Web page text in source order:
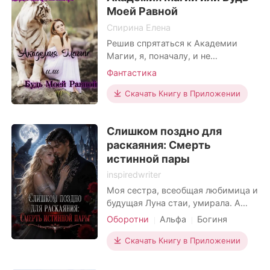
наконец-то воссоединились. Разве это не
повод, чтобы выпить?»
Читать сейчас
также должна была стать его
врагом, но он обнаружил, что т
Моей Равной
Спирина Елена
Решив спрятаться к Академии
Магии, я, поначалу, и не
представляла, что со мной может
дриад, которая пробудилась при
странных обстоятельствах.
меньше, чем у меня. А может брат,
которого вообще быть не должно.
А еще «вампирюшечка». Лишь бы
по
Фантастика
Скачать Книгу в Приложении
Слишком поздно для
раскаяния: Смерть
истинной пары
inspiredwriter
Моя сестра, всеобщая любимица и
будущая Луна стаи, умирала. А
Максим, Верховный Альфа и
любила всю жизнь, использовал
свой Приказ, чтобы заставить
Оборотни Альфа
Богиня
Смерть
Драма Оборотни
Скачать Книгу в Приложении